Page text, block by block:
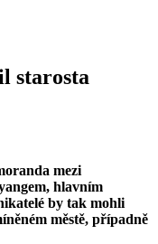
starosta
mezi
hlavním
by tak mohli
městě, případně